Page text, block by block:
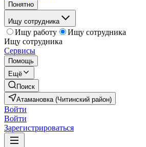
Понятно
Ищу сотрудника
Ищу работу
Ищу сотрудника
Ищу сотрудника
Сервисы
Помощь
Ещё
Поиск
Атамановка (Читинский район)
Войти
Войти
Зарегистрироваться